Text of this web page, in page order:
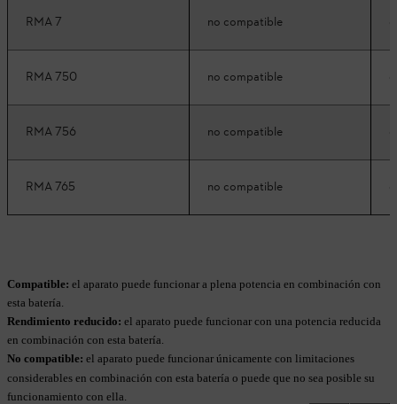
RMA 7 no compatible
RMA 750 no compatible
RMA 756 no compatible
RMA 765 no compatible
Compatible: el aparato puede funcionar a plena potencia en combinación con
esta batería.
Rendimiento reducido: el aparato puede funcionar con una potencia reducida
en combinación con esta batería.
No compatible: el aparato puede funcionar únicamente con limitaciones
considerables en combinación con esta batería o puede que no sea posible su
funcionamiento con ella.